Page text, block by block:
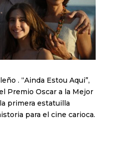
. “Ainda Estou Aqui”,
Premio Oscar a la Mejor
primera estatuilla
para el cine carioca.